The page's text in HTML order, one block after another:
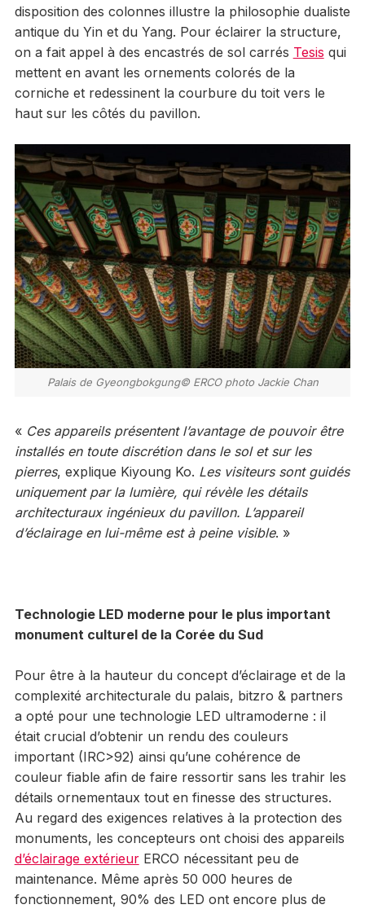
disposition des colonnes illustre la philosophie dualiste
antique du Yin et du Yang. Pour éclairer la structure,
on a fait appel à des encastrés de sol carrés Tesis qui
mettent en avant les ornements colorés de la
corniche et redessinent la courbure du toit vers le
haut sur les côtés du pavillon.
Palais de Gyeongbokgung© ERCO photo Jackie Chan
« Ces appareils présentent l’avantage de pouvoir être
installés en toute discrétion dans le sol et sur les
pierres, explique Kiyoung Ko. Les visiteurs sont guidés
uniquement par la lumière, qui révèle les détails
architecturaux ingénieux du pavillon. L’appareil
d’éclairage en lui-même est à peine visible. »
Technologie LED moderne pour le plus important
monument culturel de la Corée du Sud
Pour être à la hauteur du concept d’éclairage et de la
complexité architecturale du palais, bitzro & partners
a opté pour une technologie LED ultramoderne : il
était crucial d’obtenir un rendu des couleurs
important (IRC>92) ainsi qu’une cohérence de
couleur fiable afin de faire ressortir sans les trahir les
détails ornementaux tout en finesse des structures.
Au regard des exigences relatives à la protection des
monuments, les concepteurs ont choisi des appareils
d’éclairage extérieurERCO nécessitant peu de
maintenance. Même après 50 000 heures de
fonctionnement, 90% des LED ont encore plus de